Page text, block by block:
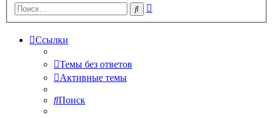
Поиск
Ссылки
Темы без ответов
Активные темы
Поиск